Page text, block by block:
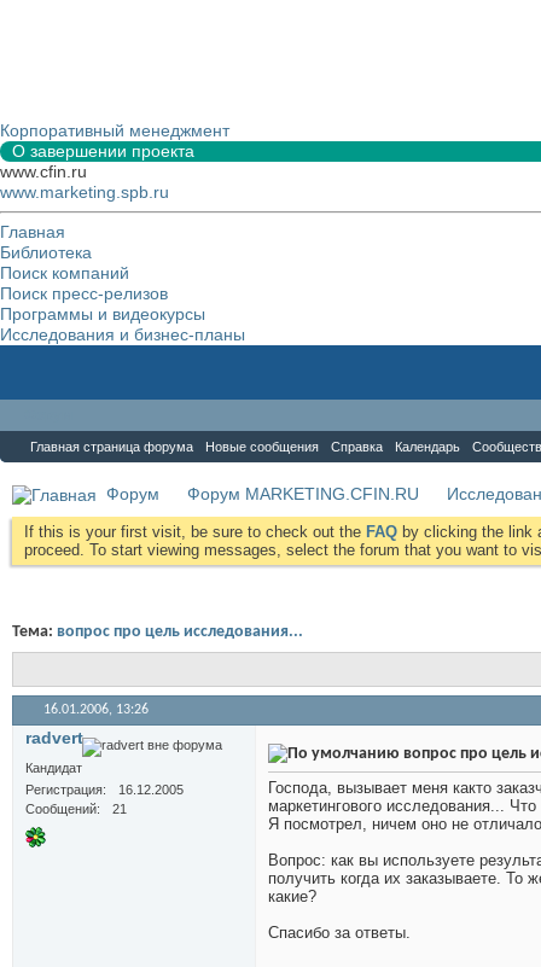
Корпоративный менеджмент
О завершении проекта
www.cfin.ru
www.marketing.spb.ru
Главная
Библиотека
Поиск компаний
Поиск пресс-релизов
Программы и видеокурсы
Исследования и бизнес-планы
Главная страница форума Новые сообщения Справка Календарь
Форум Форум MARKETING.CFIN.RU
If this is your first visit, be sure to check out the FAQ by clicking the link
proceed. To start viewing messages, select the forum that you want to
Тема: вопрос про цель исследования...
16.01.2006, 13:26
radvert
Кандидат
Регистрация
16.12.2005
Сообщений
21
вопрос про цель
Господа, вызывает меня както
маркетингового исследования...
Я посмотрел, ничем оно не
Вопрос: как вы используете
получить когда их заказываете. То
какие?
Спасибо за ответы.